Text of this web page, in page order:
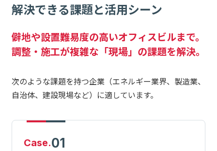
解決できる課題と活用シーン
僻地や設置難易度の高いオフィスビルまで。
調整・施工が複雑な「現場」の課題を解決。
次のような課題を持つ企業（エネルギー業界、製造業、
自治体、建設現場など）に適しています。
Case.01